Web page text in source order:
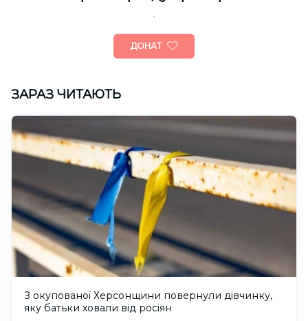
ДОНАТ
ЗАРАЗ ЧИТАЮТЬ
З окупованої Херсонщини повернули дівчинку,
яку батьки ховали від росіян